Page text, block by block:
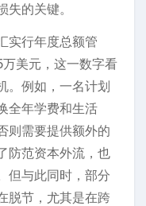
的关键。
实行年度总额管
美元，这一数字看
。例如，一名计划
全年学费和生活
则需要提供额外的
防范资本外流，也
但与此同时，部分
脱节，尤其是在跨